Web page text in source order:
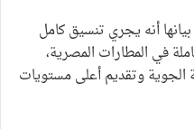
أنه يجري تنسيق كامل
في المطارات المصرية،
الجوية وتقديم أعلى مستويات